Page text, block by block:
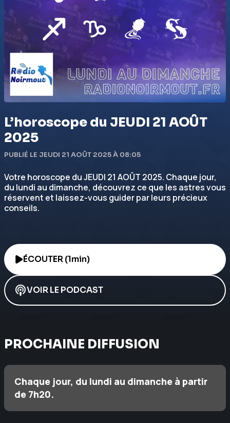
L’horoscope du JEUDI 21 AOÛT
2025
PUBLIÉ LE JEUDI 21 AOÛT 2025 À 08:05
Votre horoscope du JEUDI 21 AOÛT 2025. Chaque jour,
du lundi au dimanche, découvrez ce que les astres vous
réservent et laissez-vous guider par leurs précieux
conseils.
ÉCOUTER (1min)
VOIR LE PODCAST
PROCHAINE DIFFUSION
Chaque jour, du lundi au dimanche à partir
de 7h20.